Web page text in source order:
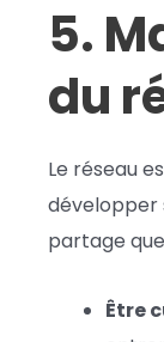
5.
du
Le réseau
développer
partage
Être